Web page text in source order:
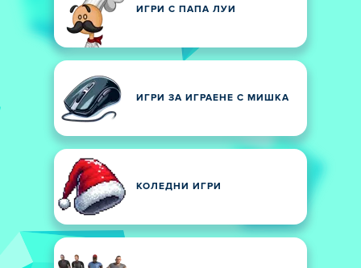
ИГРИ С ПАПА ЛУИ
ИГРИ ЗА ИГРАЕНЕ С МИШКА
КОЛЕДНИ ИГРИ